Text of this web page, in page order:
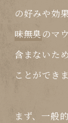
の好みや効
味無臭のマ
含まないた
ことができま
まず、一般